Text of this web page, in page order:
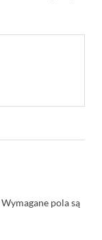
Wymagane pola są